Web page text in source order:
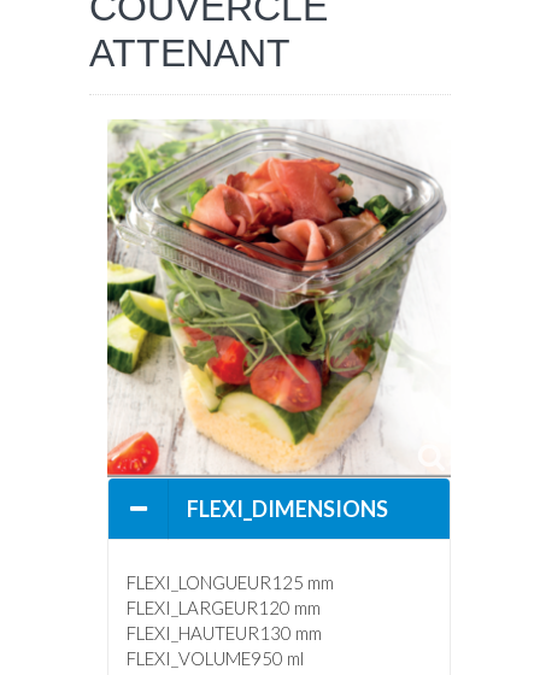
NACH
ANWENDUNGEN
ATTENANT
FLEXI_DIMENSIONS
FLEXI_LONGUEUR125 mm
FLEXI_LARGEUR120 mm
FLEXI_HAUTEUR130 mm
FLEXI_VOLUME950 ml